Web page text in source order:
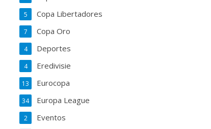
Copa Libertadores
5
Copa Oro
7
Deportes
4
Eredivisie
4
Eurocopa
13
Europa League
34
Eventos
2